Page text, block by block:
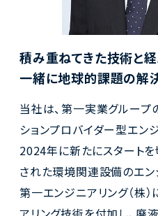
積み重ねてきた技術と経
一緒に地球的課題の解
当社は、第一実業グループ
ションプロバイダー型エン
2024年に新たにスタート
された環境関連設備のエ
第一エンジニアリング（株